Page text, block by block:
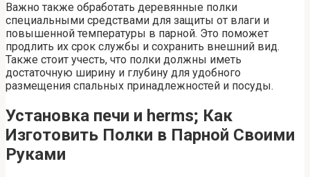
Важно также обработать деревянные полки
специальными средствами для защиты от влаги и
повышенной температуры в парной. Это поможет
продлить их срок службы и сохранить внешний вид.
Также стоит учесть, что полки должны иметь
достаточную ширину и глубину для удобного
размещения спальных принадлежностей и посуды.
Установка печи и herms; Как
Изготовить Полки в Парной Своими
Руками